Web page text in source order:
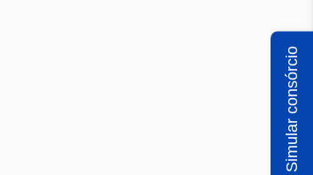
Simular consórcio